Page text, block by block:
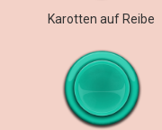
Karotten auf Reibe